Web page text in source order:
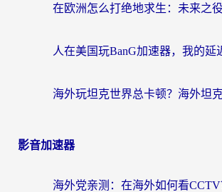
影音加速器